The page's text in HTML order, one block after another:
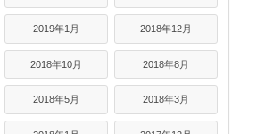
2019年1月 2018年12月
2018年10月 2018年8月
2018年5月 2018年3月